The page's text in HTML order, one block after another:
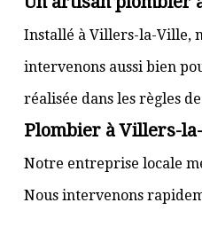
Installé à Villers-la-Ville,
intervenons aussi bien
réalisée dans les règles
Plombier à Villers-
Notre entreprise locale
Nous intervenons